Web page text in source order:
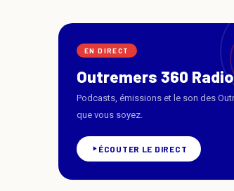
EN DIRECT
Outremers 360 Radio
Podcasts, émissions et le son des
que vous soyez.
ÉCOUTER LE DIRECT